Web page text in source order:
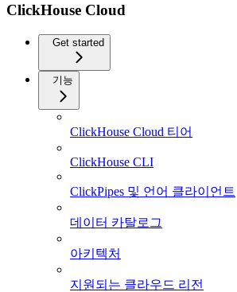
ClickHouse Cloud
Get started
기능
ClickHouse Cloud 티어
ClickHouse CLI
ClickPipes 및 언어 클라이언트
데이터 카탈로그
아키텍처
지원되는 클라우드 리전